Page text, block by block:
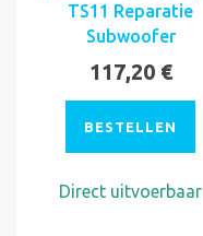
TS11 Reparatie
Subwoofer
117,20 €
BESTELLEN
Direct uitvoerbaar